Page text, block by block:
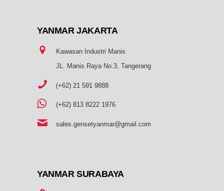
YANMAR JAKARTA
Kawasan Industri Manis
JL. Manis Raya No.3, Tangerang
(+62) 21 591 9888
(+62) 813 8222 1976
sales.gensetyanmar@gmail.com
YANMAR SURABAYA